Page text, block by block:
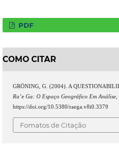
PDF
COMO CITAR
GRÖNING, G. (2004). A
Ra’e Ga: O Espaço Geográfico Em Análise,
https://doi.org/10.5380/raega.v8i0.3379
Fomatos de Citação